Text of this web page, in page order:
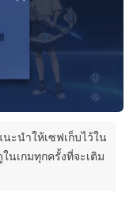
ะนำให้เซฟเก็บไว้ใน
นเกมทุกครั้งที่จะเติม